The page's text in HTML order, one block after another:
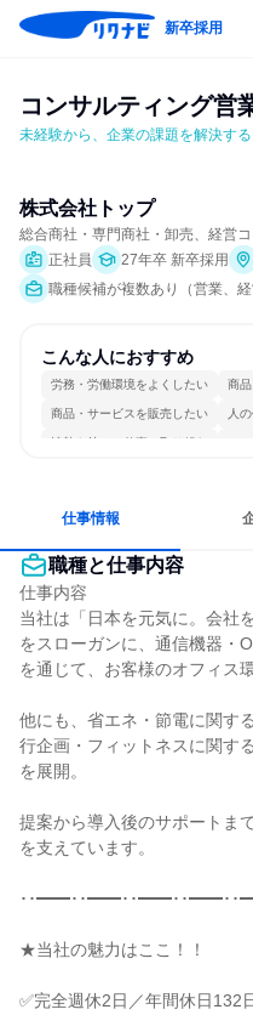
新卒採用
コンサルティング営
未経験から、企業の課題を解決する
株式会社トップ
総合商社・専門商社・卸売、経営
正社員
27年卒 新卒採用
職種候補が複数あり（営業、経
こんな人におすすめ
労務・労働環境をよくしたい 商
商品・サービスを販売したい 人
情熱を持って仕事に取り組む コ
仕事情報
職種と仕事内容
仕事内容
当社は「日本を元気に。会社
をスローガンに、通信機器・
を通じて、お客様のオフィス
他にも、省エネ・節電に関す
行企画・フィットネスに関す
を展開。
提案から導入後のサポートま
を支えています。
･･━━･･━━･･━━･･━━･･
★当社の魅力はここ！！
✅完全週休2日／年間休日132